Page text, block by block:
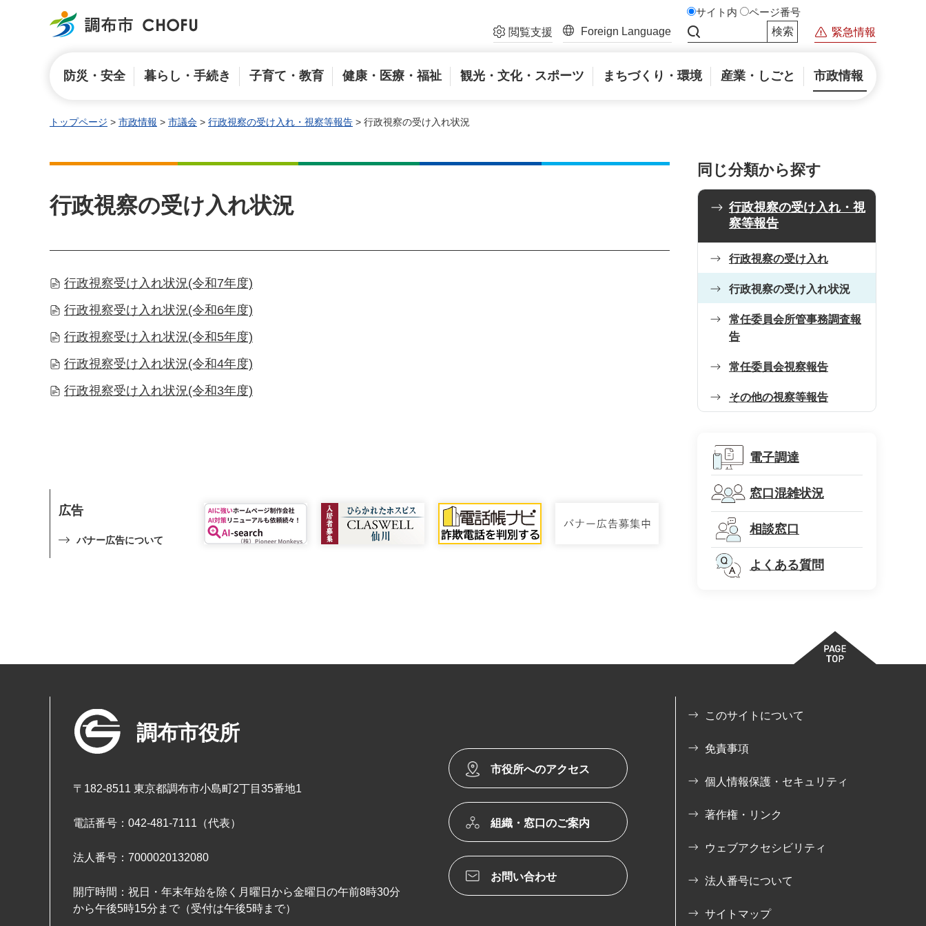
調布市 閲覧支援 Foreign Language
サイト内 ページ番号
緊急情報
防災・安全 暮らし・手続き 子育て・教育 健康・医療・福祉 観光・文化・スポーツ まちづくり・環境 産業・しごと 市政情報
トップページ > 市政情報 > 市議会 > 行政視察の受け入れ・視察等報告 > 行政視察の受け入れ状況
行政視察の受け入れ状況
行政視察受け入れ状況(令和7年度)
行政視察受け入れ状況(令和6年度)
行政視察受け入れ状況(令和5年度)
行政視察受け入れ状況(令和4年度)
行政視察受け入れ状況(令和3年度)
広告
バナー広告について
同じ分類から探す
行政視察の受け入れ・視
察等報告
行政視察の受け入れ
行政視察の受け入れ状況
常任委員会所管事務調査報
告
常任委員会視察報告
その他の視察等報告
電子調達
窓口混雑状況
相談窓口
よくある質問
調布市役所
〒182-8511 東京都調布市小島町2丁目35番地1
電話番号：042-481-7111（代表）
法人番号：7000020132080
開庁時間：祝日・年末年始を除く月曜日から金曜日の午前8時30分
から午後5時15分まで（受付は午後5時まで）
市役所へのアクセス
組織・窓口のご案内
お問い合わせ
このサイトについて
免責事項
個人情報保護・セキュリティ
著作権・リンク
ウェブアクセシビリティ
法人番号について
サイトマップ